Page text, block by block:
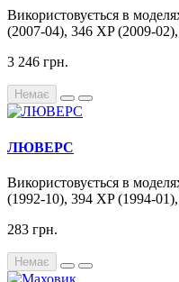
Використовується в
(2007-04), 346 XP (2009-
3 246 грн.
Немає
ЛЮВЕРС
Використовується в
(1992-10), 394 XP (1994-
283 грн.
Немає